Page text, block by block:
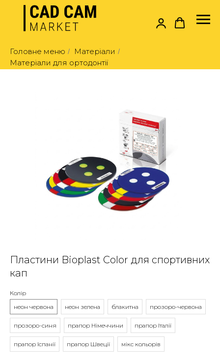
Головне меню / Матеріали /
Матеріали для ортодонтії
Пластини Bioplast Color для спортивних
кап
Колір
неон червона
неон зелена блакитна прозоро-червона
прозоро-синя прапор Німеччини прапор Італії
прапор Іспанії прапор Швеції мікс кольорів